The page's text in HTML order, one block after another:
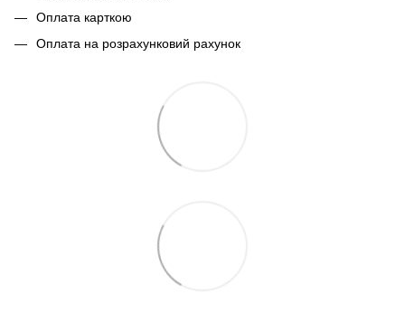
Оплата карткою
Оплата на розрахунковий рахунок